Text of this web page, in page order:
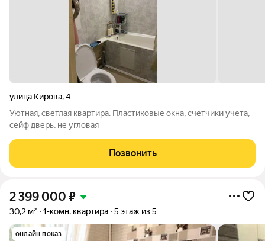
улица Кирова,4
Уютная, светлая квартира. Пластиковые окна, счетчики учета,
сейф дверь, не угловая
Позвонить
2 399 000 ₽
30,2 м² 1-комн. квартира 5 этаж из 5
онлайн показ